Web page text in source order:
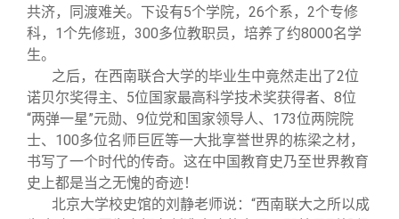
共济，同渡难关。下设有5个学院，26个系，2个专修
科，1个先修班，300多位教职员，培养了约8000名学
生。
之后，在西南联合大学的毕业生中竟然走出了2位
诺贝尔奖得主、5位国家最高科学技术奖获得者、8位
“两弹一星”元勋、9位党和国家领导人、173位两院院
士、100多位名师巨匠等一大批享誉世界的栋梁之材，
书写了一个时代的传奇。这在中国教育史乃至世界教育
史上都是当之无愧的奇迹！
北京大学校史馆的刘静老师说：“西南联大之所以成